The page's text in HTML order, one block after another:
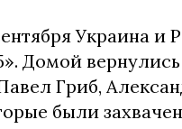
Украина и
Домой
Гриб,
были